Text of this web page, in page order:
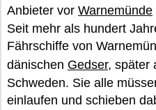
Anbieter vor Warnemünde
Seit mehr als hundert
Fährschiffe von
dänischen Gedser, später
Schweden. Sie alle
einlaufen und schieben